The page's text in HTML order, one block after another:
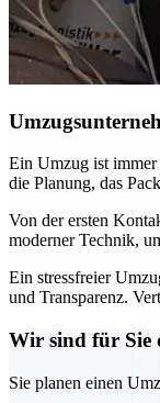
Ein Umzug ist immer
die Planung, das
Von der ersten
moderner Technik,
Ein stressfreier
und Transparenz.
Wir sind für Sie
Sie planen einen